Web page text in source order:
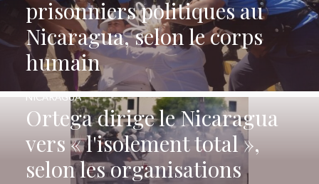
prisonniers politiques au
Nicaragua, selon le corps
humain
Ortega dirige le Nicaragua
vers « l'isolement total »,
selon les organisations
NICARAGUA